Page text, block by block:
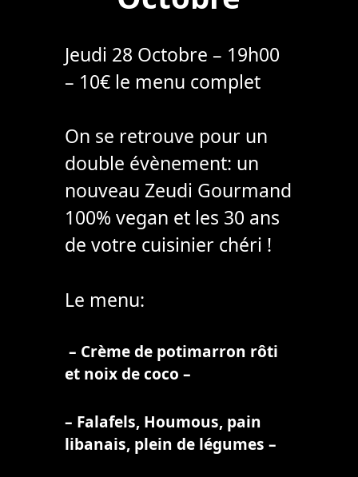
Jeudi 28 Octobre – 19h00
– 10€ le menu complet
On se retrouve pour un
double évènement: un
nouveau Zeudi Gourmand
100% vegan et les 30 ans
de votre cuisinier chéri !
Le menu:
– Crème de potimarron rôti
et noix de coco –
– Falafels, Houmous, pain
libanais, plein de légumes –